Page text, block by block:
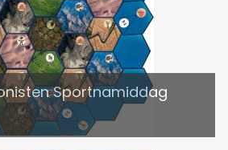
Sportnamiddag